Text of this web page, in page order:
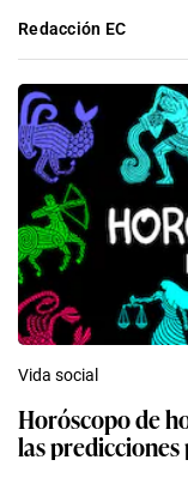
Redacción EC
Vida social
Horóscopo de
las